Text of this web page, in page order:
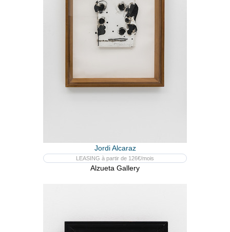
Jordi Alcaraz
LEASING à partir de 126€/mois
Alzueta Gallery